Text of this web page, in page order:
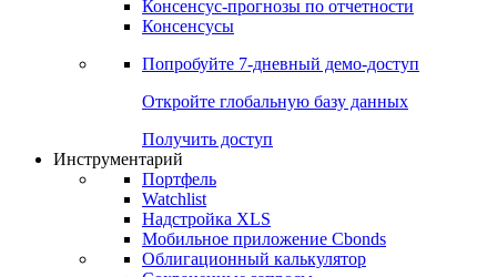
Консенсус-прогнозы по отчетности
Консенсусы
Попробуйте 7-дневный демо-доступ
Откройте глобальную базу данных
Получить доступ
Инструментарий
Портфель
Watchlist
Надстройка XLS
Мобильное приложение Cbonds
Облигационный калькулятор